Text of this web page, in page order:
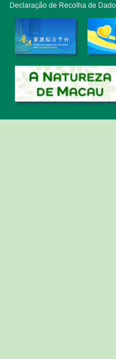
Declaração de Recolha de